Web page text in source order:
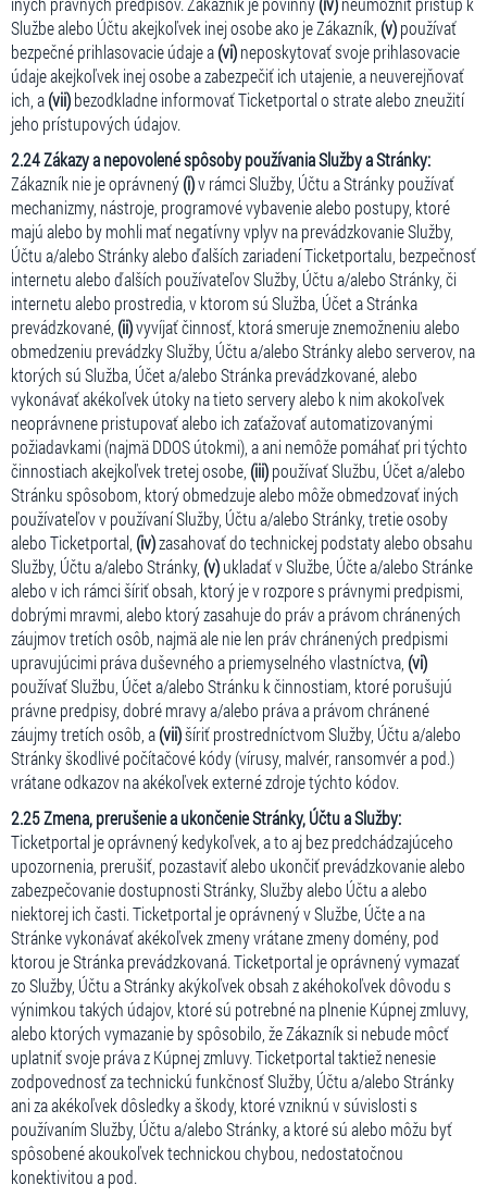
Službe alebo Účtu akejkoľvek inej osobe ako je Zákazník, (v)používať
bezpečné prihlasovacie údaje a(vi)neposkytovať svoje prihlasovacie
údaje akejkoľvek inej osobe a zabezpečiť ich utajenie, a neuverejňovať
ich, a(vii)bezodkladne informovať Ticketportal o strate alebo zneužití
jeho prístupových údajov.
2.24 Zákazy a nepovolené spôsoby používania Služby a Stránky:
Zákazník nie je oprávnený(i)v rámci Služby, Účtu a Stránky používať
mechanizmy, nástroje, programové vybavenie alebo postupy, ktoré
majú alebo by mohli mať negatívny vplyv na prevádzkovanie Služby,
Účtu a/alebo Stránky alebo ďalších zariadení Ticketportalu, bezpečnosť
internetu alebo ďalších používateľov Služby, Účtu a/alebo Stránky, či
internetu alebo prostredia, v ktorom sú Služba, Účet a Stránka
prevádzkované, (ii)vyvíjať činnosť, ktorá smeruje znemožneniu alebo
obmedzeniu prevádzky Služby, Účtu a/alebo Stránky alebo serverov, na
ktorých sú Služba, Účet a/alebo Stránka prevádzkované, alebo
vykonávať akékoľvek útoky na tieto servery alebo k nim akokoľvek
neoprávnene pristupovať alebo ich zaťažovať automatizovanými
požiadavkami (najmä DDOS útokmi), a ani nemôže pomáhať pri týchto
činnostiach akejkoľvek tretej osobe, (iii)používať Službu, Účet a/alebo
Stránku spôsobom, ktorý obmedzuje alebo môže obmedzovať iných
používateľov v používaní Služby, Účtu a/alebo Stránky, tretie osoby
alebo Ticketportal, (iv)zasahovať do technickej podstaty alebo obsahu
Služby, Účtu a/alebo Stránky, (v)ukladať v Službe, Účte a/alebo Stránke
alebo v ich rámci šíriť obsah, ktorý je v rozpore s právnymi predpismi,
dobrými mravmi, alebo ktorý zasahuje do práv a právom chránených
záujmov tretích osôb, najmä ale nie len práv chránených predpismi
upravujúcimi práva duševného a priemyselného vlastníctva, (vi)
používať Službu, Účet a/alebo Stránku k činnostiam, ktoré porušujú
právne predpisy, dobré mravy a/alebo práva a právom chránené
záujmy tretích osôb, a(vii)šíriť prostredníctvom Služby, Účtu a/alebo
Stránky škodlivé počítačové kódy (vírusy, malvér, ransomvér a pod.)
vrátane odkazov na akékoľvek externé zdroje týchto kódov.
2.25 Zmena, prerušenie a ukončenie Stránky, Účtu a Služby:
Ticketportal je oprávnený kedykoľvek, a to aj bez predchádzajúceho
upozornenia, prerušiť, pozastaviť alebo ukončiť prevádzkovanie alebo
zabezpečovanie dostupnosti Stránky, Služby alebo Účtu a alebo
niektorej ich časti. Ticketportal je oprávnený v Službe, Účte a na
Stránke vykonávať akékoľvek zmeny vrátane zmeny domény, pod
ktorou je Stránka prevádzkovaná. Ticketportal je oprávnený vymazať
zo Služby, Účtu a Stránky akýkoľvek obsah z akéhokoľvek dôvodu s
výnimkou takých údajov, ktoré sú potrebné na plnenie Kúpnej zmluvy,
alebo ktorých vymazanie by spôsobilo, že Zákazník si nebude môcť
uplatniť svoje práva z Kúpnej zmluvy. Ticketportal taktiež nenesie
zodpovednosť za technickú funkčnosť Služby, Účtu a/alebo Stránky
ani za akékoľvek dôsledky a škody, ktoré vzniknú v súvislosti s
používaním Služby, Účtu a/alebo Stránky, a ktoré sú alebo môžu byť
spôsobené akoukoľvek technickou chybou, nedostatočnou
konektivitou a pod.